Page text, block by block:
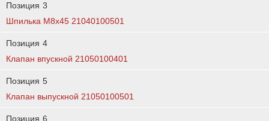
Позиция 3
Шпилька М8х45 21040100501
Позиция 4
Клапан впускной 21050100401
Позиция 5
Клапан выпускной 21050100501
Позиция 6